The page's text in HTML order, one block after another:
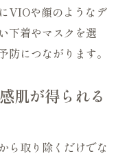
VIOや顔のようなデ
下着やマスクを選
防につながります。
肌が得られる
ら取り除くだけでな